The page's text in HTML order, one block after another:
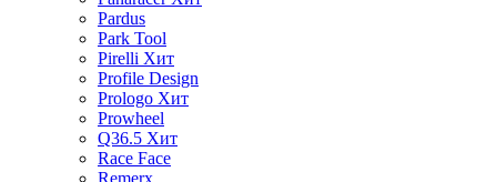
Pardus
Park Tool
Pirelli Хит
Profile Design
Prologo Хит
Prowheel
Q36.5 Хит
Race Face
Remerx